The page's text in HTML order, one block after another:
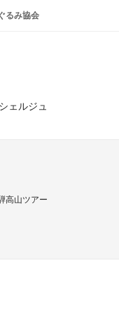
るみ協会
ェルジュ
高山ツアー